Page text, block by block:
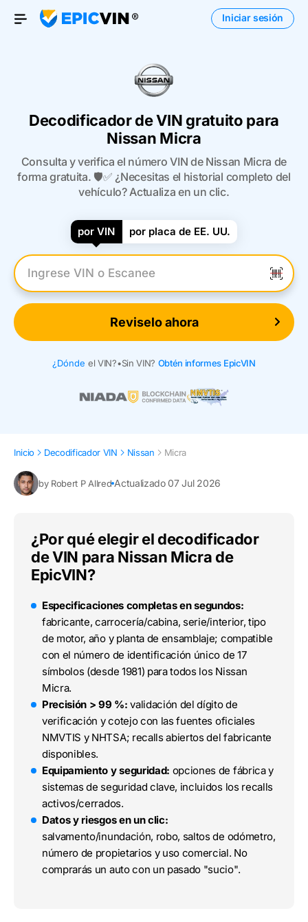
Open Menu
Iniciar sesión
Decodificador de VIN gratuito para
Nissan Micra
Consulta y verifica el número VIN de Nissan Micra de
forma gratuita. 🛡️✅ ¿Necesitas el historial completo del
vehículo? Actualiza en un clic.
por VIN por placa de EE. UU.
Introduzca el VIN
Reviselo ahora
¿Dónde el VIN?•Sin VIN? Obtén informes EpicVIN
Inicio Decodificador VIN Nissan Micra
by Robert P Allred Actualizado 07 Jul 2026
¿Por qué elegir el decodificador
de VIN para Nissan Micra de
EpicVIN?
Especificaciones completas en segundos:
fabricante, carrocería/cabina, serie/interior, tipo
de motor, año y planta de ensamblaje; compatible
con el número de identificación único de 17
símbolos (desde 1981) para todos los Nissan
Micra.
Precisión > 99 %: validación del dígito de
verificación y cotejo con las fuentes oficiales
NMVTIS y NHTSA; recalls abiertos del fabricante
disponibles.
Equipamiento y seguridad: opciones de fábrica y
sistemas de seguridad clave, incluidos los recalls
activos/cerrados.
Datos y riesgos en un clic:
salvamento/inundación, robo, saltos de odómetro,
número de propietarios y uso comercial. No
comprarás un auto con un pasado "sucio".